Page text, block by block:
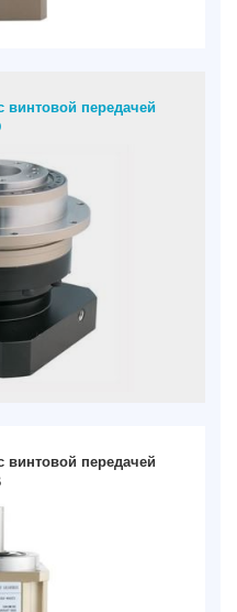
винтовой передачей
винтовой передачей